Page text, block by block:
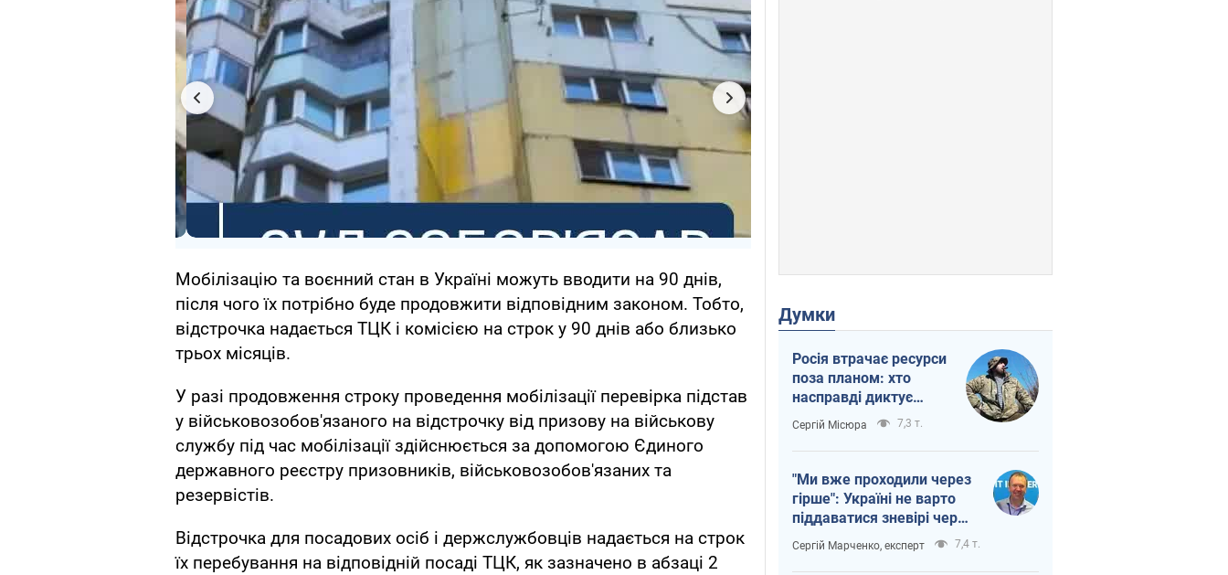
Мобілізацію та воєнний стан в Україні можуть вводити на 90 днів,
після чого їх потрібно буде продовжити відповідним законом. Тобто,
відстрочка надається ТЦК і комісією на строк у 90 днів або близько
трьох місяців.
У разі продовження строку проведення мобілізації перевірка підстав
у військовозобов'язаного на відстрочку від призову на військову
службу під час мобілізації здійснюється за допомогою Єдиного
державного реєстру призовників, військовозобов'язаних та
резервістів.
Відстрочка для посадових осіб і держслужбовців надається на строк
їх перебування на відповідній посаді ТЦК, як зазначено в абзаці 2
Думки
Росія втрачає ресурси
поза планом: хто
насправді диктує
темп війни
Сергій Місюра 7,3 т.
"Ми вже проходили через
гірше": Україні не варто
піддаватися зневірі через
ракетний терор
Сергій Марченко, експерт 7,4 т.